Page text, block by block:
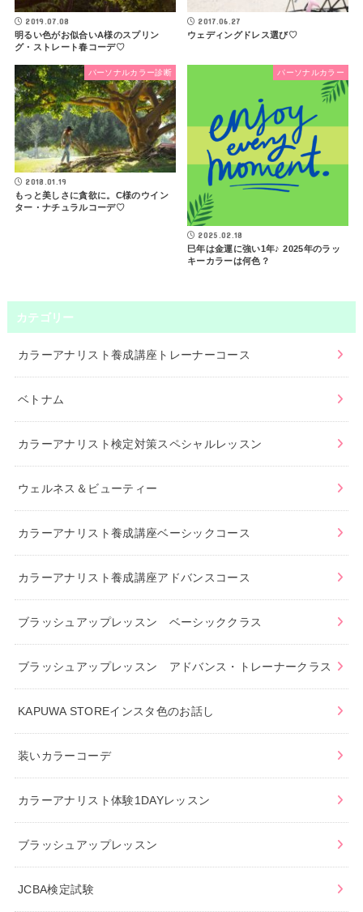
2019.07.08
明るい色がお似合いA様のスプリン
グ・ストレート春コーデ♡
2017.06.27
ウェディングドレス選び♡
パーソナルカラー診断
2018.01.19
もっと美しさに貪欲に。C様のウイン
ター・ナチュラルコーデ♡
パーソナルカラー
2025.02.18
巳年は金運に強い1年♪ 2025年のラッ
キーカラーは何色？
カテゴリー
カラーアナリスト養成講座トレーナーコース
ベトナム
カラーアナリスト検定対策スペシャルレッスン
ウェルネス＆ビューティー
カラーアナリスト養成講座ベーシックコース
カラーアナリスト養成講座アドバンスコース
ブラッシュアップレッスン ベーシッククラス
ブラッシュアップレッスン アドバンス・トレーナークラス
KAPUWA STOREインスタ色のお話し
装いカラーコーデ
カラーアナリスト体験1DAYレッスン
ブラッシュアップレッスン
JCBA検定試験